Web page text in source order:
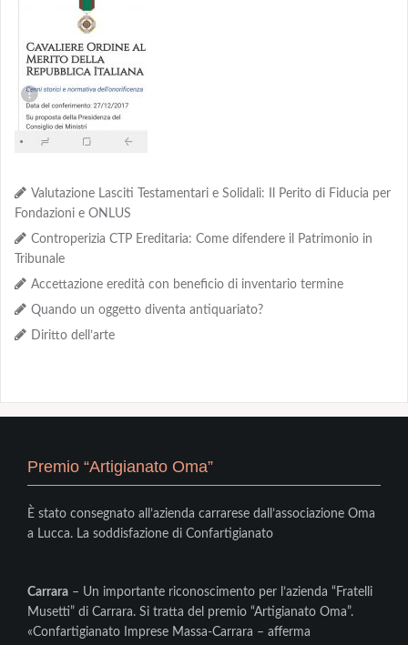
Valutazione Lasciti Testamentari e Solidali: Il Perito di Fiducia per
Fondazioni e ONLUS
Controperizia CTP Ereditaria: Come difendere il Patrimonio in
Tribunale
Accettazione eredità con beneficio di inventario termine
Quando un oggetto diventa antiquariato?
Diritto dell’arte
Premio “Artigianato Oma”
È stato consegnato all’azienda carrarese dall’associazione Oma
a Lucca. La soddisfazione di Confartigianato
Carrara – Un importante riconoscimento per l’azienda “Fratelli
Musetti” di Carrara. Si tratta del premio “Artigianato Oma”.
«Confartigianato Imprese Massa-Carrara – afferma